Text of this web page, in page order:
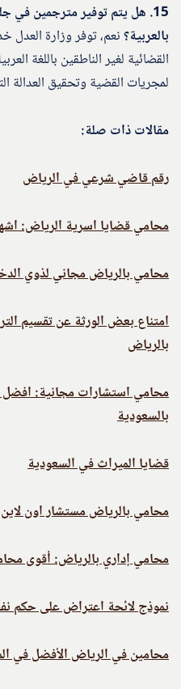
15. هل يتم توفير مترجمين في
بالعربية؟نعم، توفر وزارة العدل
القضائية لغير الناطقين باللغة
لمجريات القضية وتحقيق العدالة
مقالات ذات صلة:
رقم قاضي شرعي في الرياض
محامي قضايا اسرية الرياض:
محامي بالرياض مجاني لذوي
امتناع بعض الورثة عن تقسيم
بالرياض
محامي استشارات مجانية:
بالسعودية
قضايا الميراث في السعودية
محامي بالرياض مستشار اون لاين
محامي إداري بالرياض: أقوى
نموذج لائحة اعتراض على حكم
محامين في الرياض الأفضل في